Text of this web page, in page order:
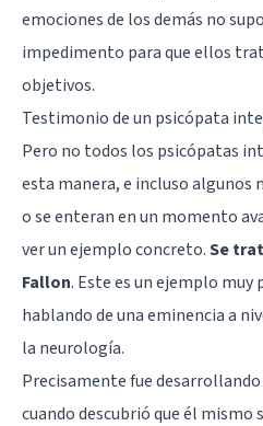
emociones de los demás no
impedimento para que ellos
objetivos.
Testimonio de un psicópata
Pero no todos los psicópatas
esta manera, e incluso algunos
o se enteran en un momento
ver un ejemplo concreto.Se
Fallon. Este es un ejemplo
hablando de una eminencia a
la neurología.
Precisamente fue
cuando descubrió que él mismo